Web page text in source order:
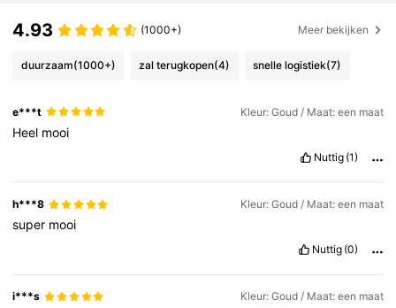
4.93 (1000+) Meer bekijken
duurzaam(1000+) zal terugkopen(4) snelle logistiek(7)
e***t Kleur: Goud / Maat: een maat
Heel mooi
Nuttig (1)
h***8 Kleur: Goud / Maat: een maat
super mooi
Nuttig (0)
i***s Kleur: Goud / Maat: een maat